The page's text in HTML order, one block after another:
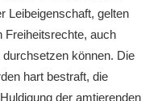
Leibeigenschaft, gelten
Freiheitsrechte, auch
können. Die
hart bestraft, die
der amtierenden